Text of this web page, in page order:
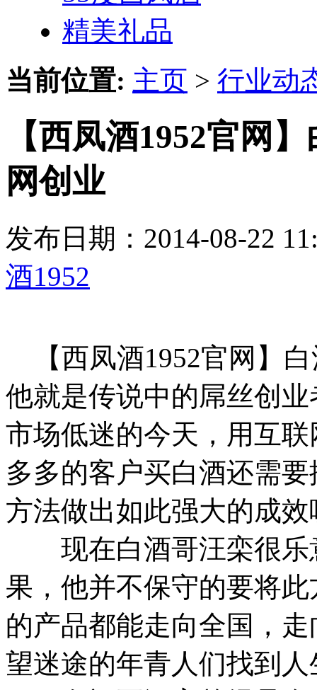
精美礼品
当前位置: 主页 > 行业动
【西凤酒1952官网
网创业
发布日期：2014-08-22
酒1952
【西凤酒1952官网】
他就是传说中的屌丝创
市场低迷的今天，用互
多多的客户买白酒还需
方法做出如此强大的成
现在白酒哥汪栾很乐
果，他并不保守的要将
的产品都能走向全国，
望迷途的年青人们找到